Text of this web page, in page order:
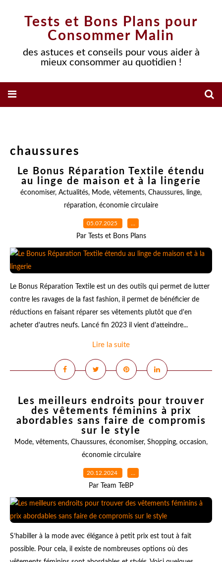
Tests et Bons Plans pour
Consommer Malin
des astuces et conseils pour vous aider à
mieux consommer au quotidien !
chaussures
Le Bonus Réparation Textile étendu
au linge de maison et à la lingerie
économiser, Actualités, Mode, vêtements, Chaussures, linge,
réparation, économie circulaire
05.07.2025 …
Par Tests et Bons Plans
Le Bonus Réparation Textile est un des outils qui permet de lutter
contre les ravages de la fast fashion, il permet de bénéficier de
réductions en faisant réparer ses vêtements plutôt que d'en
acheter d'autres neufs. Lancé fin 2023 il vient d'atteindre...
Lire la suite
Les meilleurs endroits pour trouver
des vêtements féminins à prix
abordables sans faire de compromis
sur le style
Mode, vêtements, Chaussures, économiser, Shopping, occasion,
économie circulaire
20.12.2024 …
Par Team TeBP
S’habiller à la mode avec élégance à petit prix est tout à fait
possible. Pour cela, il existe de nombreuses options où des